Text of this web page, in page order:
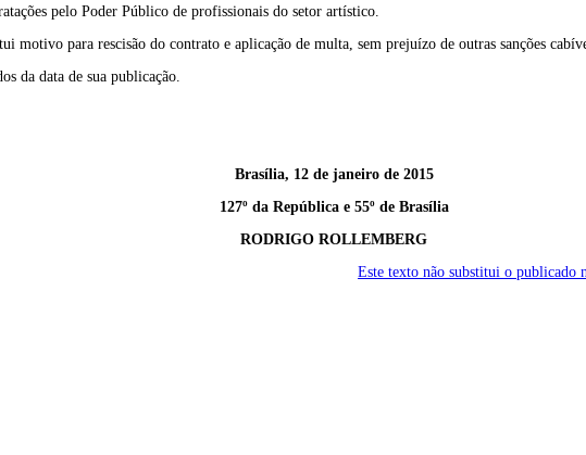
pelo Poder Público de profissionais do setor artístico.
motivo para rescisão do contrato e aplicação de multa, sem prejuízo de outras sanções
da data de sua publicação.
Brasília, 12 de janeiro de 2015
127º da República e 55º de Brasília
RODRIGO ROLLEMBERG
Este texto não substitui o publicado